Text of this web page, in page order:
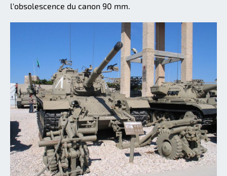
l'obsolescence du canon 90 mm.